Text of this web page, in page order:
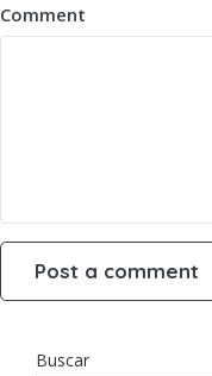
Comment
Buscar